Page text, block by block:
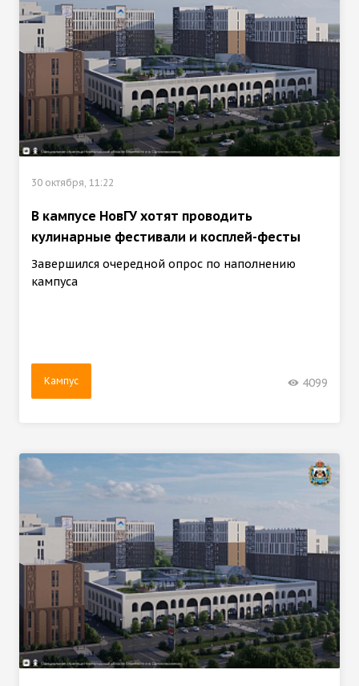
30 октября, 11:22
В кампусе НовГУ хотят проводить
кулинарные фестивали и косплей-фесты
Завершился очередной опрос по наполнению
кампуса
Кампус 4099